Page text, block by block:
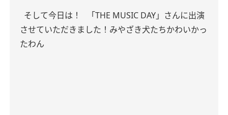
そして今日は！
「THE MUSIC DAY」さんに出演
させていただきました！みやざき犬たちかわいかっ
たわん